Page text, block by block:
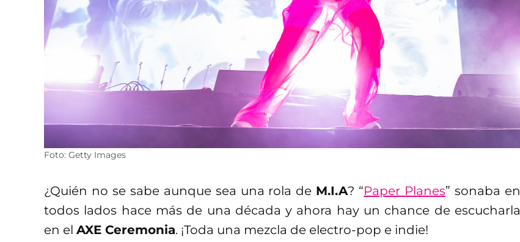
Foto: Getty Images
¿Quién no se sabe aunque sea una rola de M.I.A? “Paper Planes” sonaba en
todos lados hace más de una década y ahora hay un chance de escucharla
en el AXE Ceremonia. ¡Toda una mezcla de electro-pop e indie!